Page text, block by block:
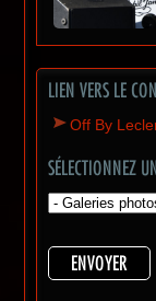
LIEN VERS LE
Off By
SÉLECTIONNEZ
ENVOYER